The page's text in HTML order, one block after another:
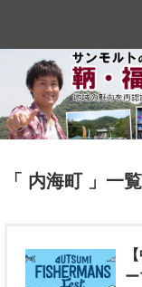
「 内海町 」一覧